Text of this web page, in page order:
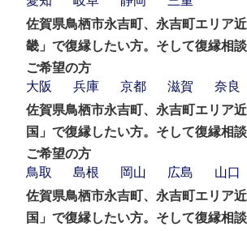
佐賀県鳥栖市永吉町、永吉町エリア
畿」で復縁したい方。そして復縁相
ご希望の方
大阪
兵庫 京都 滋賀 奈良
佐賀県鳥栖市永吉町、永吉町エリア
国」で復縁したい方。そして復縁相
ご希望の方
鳥取
島根 岡山 広島
山口
佐賀県鳥栖市永吉町、永吉町エリア
国」で復縁したい方。そして復縁相